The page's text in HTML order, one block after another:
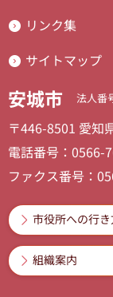
リンク集
サイトマップ
安城市 法人番
〒446-8501 愛知
電話番号：0566-
ファクス番号：
市役所への行
組織案内